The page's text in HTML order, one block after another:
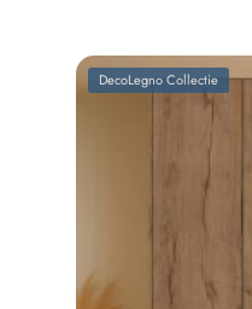
DecoLegno Collectie